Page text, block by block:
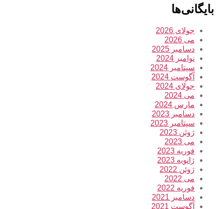
بایگانی‌ها
جولای 2026
می 2026
دسامبر 2025
نوامبر 2024
سپتامبر 2024
آگوست 2024
جولای 2024
می 2024
مارس 2024
دسامبر 2023
سپتامبر 2023
ژوئن 2023
می 2023
فوریه 2023
ژانویه 2023
ژوئن 2022
می 2022
فوریه 2022
دسامبر 2021
آگوست 2021